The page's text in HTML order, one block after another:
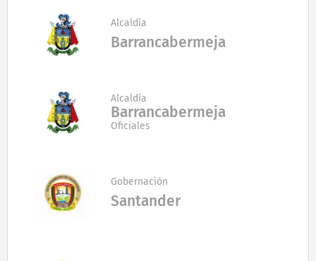
Alcaldía
Barrancabermeja
Alcaldía
Barrancabermeja
Oficiales
Gobernación
Santander